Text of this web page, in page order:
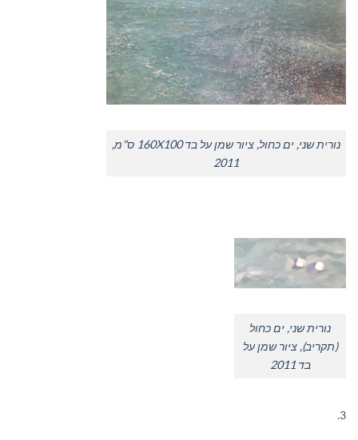
נורית שני, ים כחול, ציור שמן על בד 160X100 ס"מ,
2011
נורית שני, ים כחול
(תקריב), ציור שמן על
בד 2011
3.